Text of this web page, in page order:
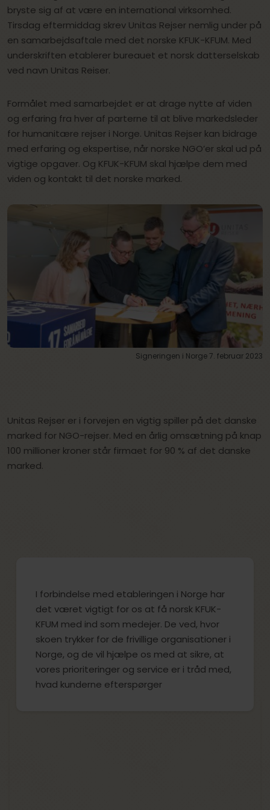
bryste sig af at være en international virksomhed.
Tirsdag eftermiddag skrev Unitas Rejser nemlig under på
en samarbejdsaftale med det norske KFUK-KFUM. Med
underskriften etablerer bureauet et norsk datterselskab
ved navn Unitas Reiser.
Formålet med samarbejdet er at drage nytte af viden
og erfaring fra hver af parterne til at blive markedsleder
for humanitære rejser i Norge. Unitas Rejser kan bidrage
med erfaring og ekspertise, når norske NGO’er skal ud på
vigtige opgaver. Og KFUK-KFUM skal hjælpe dem med
viden og kontakt til det norske marked.
Signeringen i Norge 7. februar 2023
Unitas Rejser er i forvejen en vigtig spiller på det danske
marked for NGO-rejser. Med en årlig omsætning på knap
100 millioner kroner står firmaet for 90 % af det danske
marked.
I forbindelse med etableringen i Norge har
det været vigtigt for os at få norsk KFUK-
KFUM med ind som medejer. De ved, hvor
skoen trykker for de frivillige organisationer i
Norge, og de vil hjælpe os med at sikre, at
vores prioriteringer og service er i tråd med,
hvad kunderne efterspørger